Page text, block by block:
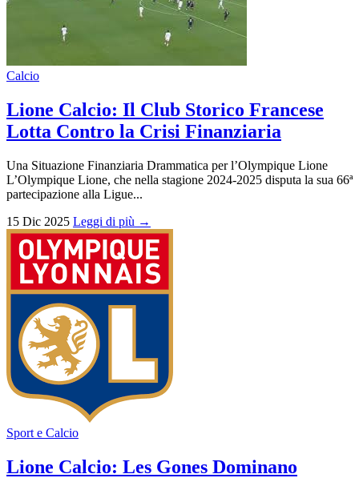
Calcio
Lione Calcio: Il Club Storico Francese
Lotta Contro la Crisi Finanziaria
Una Situazione Finanziaria Drammatica per l’Olympique Lione
L’Olympique Lione, che nella stagione 2024-2025 disputa la sua 66ª
partecipazione alla Ligue...
15 Dic 2025 Leggi di più →
Sport e Calcio
Lione Calcio: Les Gones Dominano